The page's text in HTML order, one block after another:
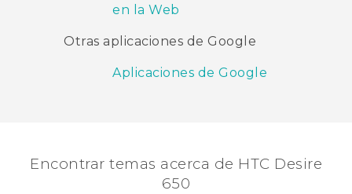
en la Web
Otras aplicaciones de Google
Aplicaciones de Google
Encontrar temas acerca de HTC Desire
650